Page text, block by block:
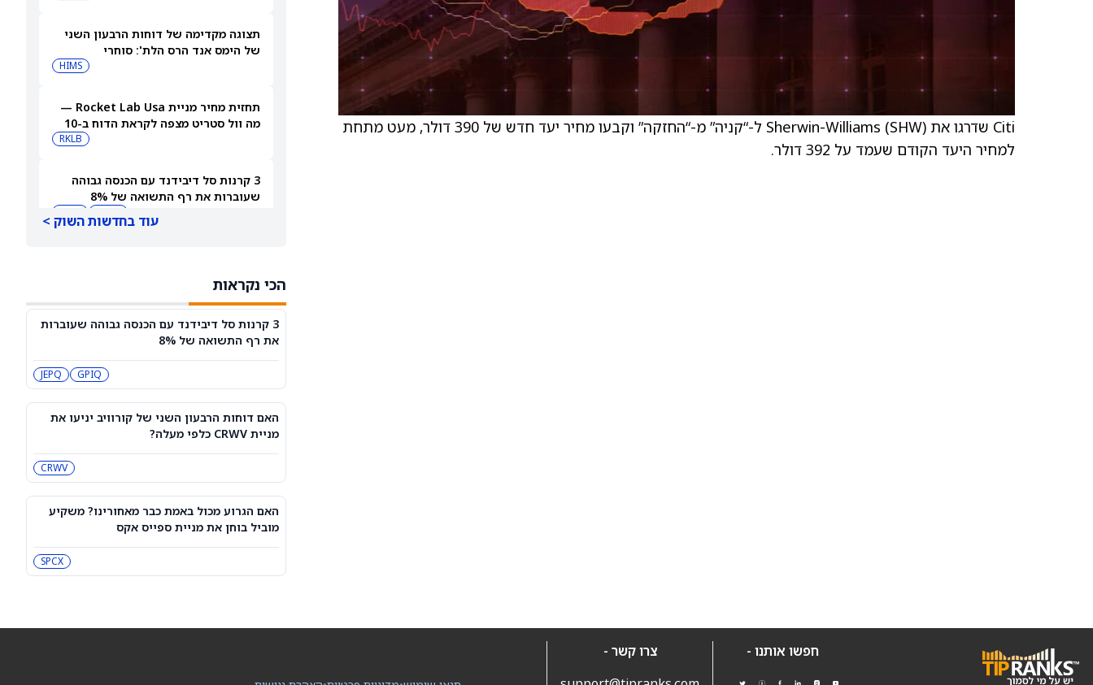
תצוגה מקדימה של דוחות הרבעון השני
של הימס אנד הרס הלת': סוחרי
האופציות נערכים לתנועה של 14.5%HIMS
תחזית מחיר מניית Rocket Lab Usa —
מה וול סטריט מצפה לקראת הדוח ב-10
RKLB
3 קרנות סל דיבידנד עם הכנסה גבוהה
שעוברות את רף התשואה של 8%
האם הגרוע מכול באמת כבר מאחורינו?
משקיע מוביל בוחן את מניית ספייס אקס
SPCX
מיקרון או SK hynix: מניית שבבי AI אחת
היא מציאה, והשנייה יקרה מדי
שורטיסטים על ספייס אקס חוטפים מכה
— הנה מה שג'יי פי מורגן רואה בהמשך
SPCX
עוד בחדשות השוק >
הכי נקראות
3 קרנות סל דיבידנד עם הכנסה גבוהה שעוברות
את רף התשואה של 8%
GPIQ
JEPQ
האם דוחות הרבעון השני של קורוויב יניעו את
מניית CRWV כלפי מעלה?
CRWV
האם הגרוע מכול באמת כבר מאחורינו? משקיע
מוביל בוחן את מניית ספייס אקס
SPCX
Citi שדרגו את Sherwin-Williams (SHW) ל-“קניה” מ-“החזקה” וקבעו מחיר יעד חדש של 390 דולר, מעט מתחת
למחיר היעד הקודם שעמד על 392 דולר.
חפשו אותנו -
צרו קשר -